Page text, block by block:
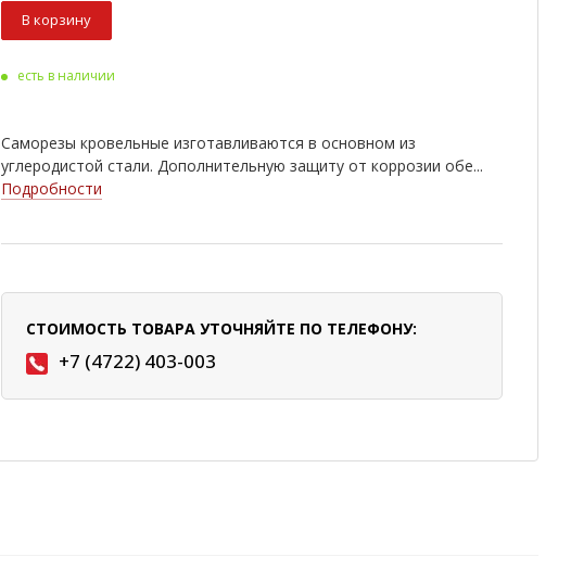
В корзину
есть в наличии
Саморезы кровельные изготавливаются в основном из
углеродистой стали. Дополнительную защиту от коррозии обе...
Подробности
СТОИМОСТЬ ТОВАРА УТОЧНЯЙТЕ ПО ТЕЛЕФОНУ:
+7 (4722) 403-003